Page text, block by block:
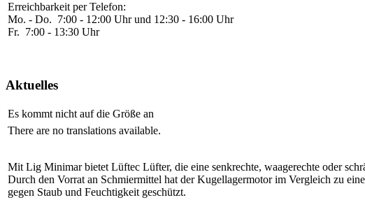
Erreichbarkeit per Telefon:
Mo. - Do. 7:00 - 12:00 Uhr und 12:30 - 16:00 Uhr
Fr. 7:00 - 13:30 Uhr
Aktuelles
Es kommt nicht auf die Größe an
There are no translations available.
Mit Lig Minimar bietet Lüftec Lüfter, die eine senkrechte, waagerechte oder
Durch den Vorrat an Schmiermittel hat der Kugellagermotor im Vergleich zu
gegen Staub und Feuchtigkeit geschützt.